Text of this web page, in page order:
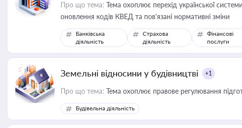
Про що тема: Тема охоплює перехід української
оновлення кодів КВЕД та пов'язані нормативні зміни
Банківська
діяльність
Страхова
діяльність
Фінансові
послуги
Земельні відносини у будівництві +1
Про що тема: Тема охоплює правове регулювання
Будівельна діяльність